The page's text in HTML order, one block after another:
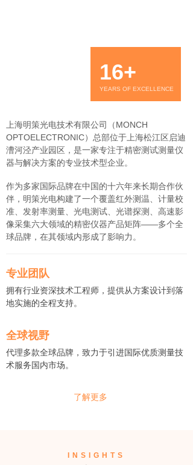
上海明策光电技术有限公司（MONCH
OPTOELECTRONIC）总部位于上海松江区启迪
漕河泾产业园区，是一家专注于精密测试测量仪
器与解决方案的专业技术型企业。
作为多家国际品牌在中国的十六年来长期合作伙
伴，明策光电构建了一个覆盖红外测温、计量校
准、发射率测量、光电测试、光谱探测、高速影
像采集六大领域的精密仪器产品矩阵——多个全
球品牌，在其领域内形成了影响力。
专业团队
拥有行业资深技术工程师，提供从方案设计到落
地实施的全程支持。
全球视野
代理多款全球品牌，致力于引进国际优质测量技
术服务国内市场。
了解更多
16+
YEARS OF EXCELLENCE
INSIGHTS